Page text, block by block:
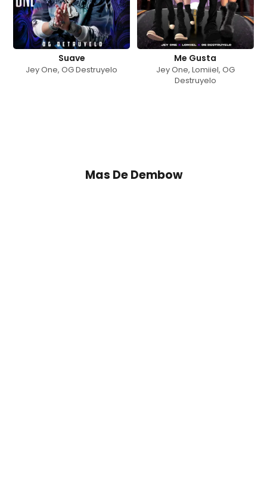
Suave
Jey One,OG Destruyelo
Me Gusta
Jey One, Lomiiel, OG
Destruyelo
Mas DeDembow